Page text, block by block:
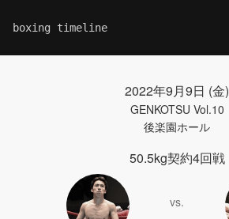
boxing timeline
2022年9月9日 (金)
GENKOTSU Vol.10
後楽園ホール
50.5kg契約4回戦
vs.